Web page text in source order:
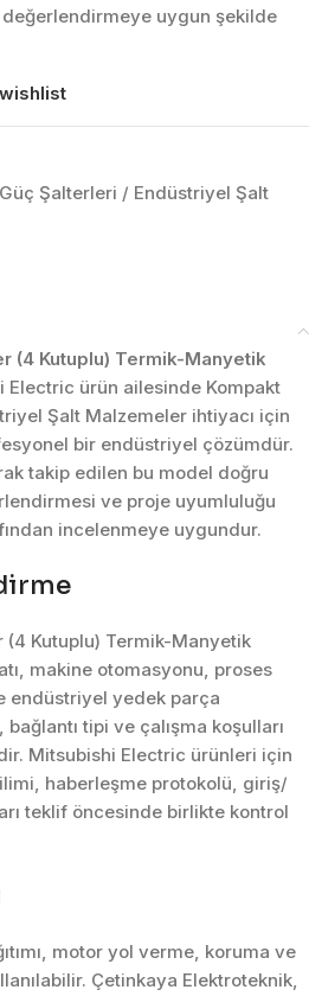
uygun şekilde
Şalterleri / Endüstriyel Şalt
(4 Kutuplu) Termik-Manyetik
Electric ürün ailesinde Kompakt
Şalt Malzemeler ihtiyacı için
bir endüstriyel çözümdür.
takip edilen bu model doğru
ve proje uyumluluğu
incelenmeye uygundur.
(4 Kutuplu) Termik-Manyetik
makine otomasyonu, proses
endüstriyel yedek parça
tipi ve çalışma koşulları
Mitsubishi Electric ürünleri için
haberleşme protokolü, giriş/
teklif öncesinde birlikte kontrol
motor yol verme, koruma ve
Çetinkaya Elektroteknik,